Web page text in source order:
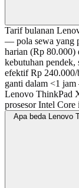
Tarif bulanan
— pola sewa yang
harian (Rp 80.000)
kebutuhan pendek,
efektif Rp 240.000/
ganti dalam <1
Lenovo ThinkPad
prosesor Intel
Apa beda Lenovo